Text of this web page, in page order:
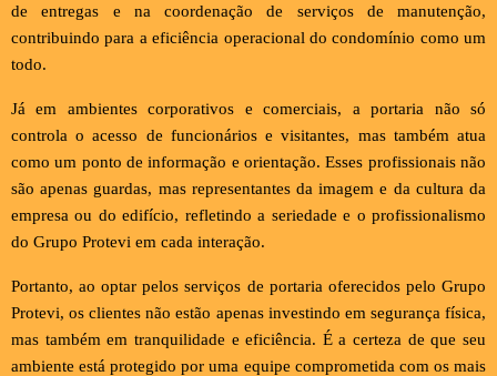
de entregas e na coordenação de serviços de manutenção,
contribuindo para a eficiência operacional do condomínio como um
todo.
Já em ambientes corporativos e comerciais, a portaria não só
controla o acesso de funcionários e visitantes, mas também atua
como um ponto de informação e orientação. Esses profissionais não
são apenas guardas, mas representantes da imagem e da cultura da
empresa ou do edifício, refletindo a seriedade e o profissionalismo
do Grupo Protevi em cada interação.
Portanto, ao optar pelos serviços de portaria oferecidos pelo Grupo
Protevi, os clientes não estão apenas investindo em segurança física,
mas também em tranquilidade e eficiência. É a certeza de que seu
ambiente está protegido por uma equipe comprometida com os mais